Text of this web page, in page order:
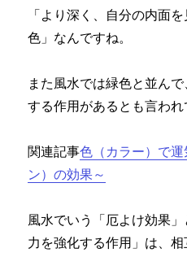
「より深く、自分の内面
色」なんですね。
また風水では緑色と並ん
する作用があるとも言われ
関連記事色（カラー）で
ン）の効果～
風水でいう「厄よけ効果
力を強化する作用」は、相